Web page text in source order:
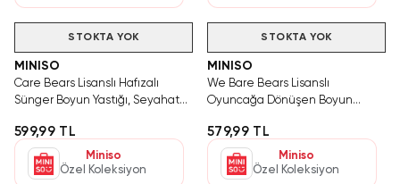
STOKTA YOK
MINISO
Care Bears Lisanslı Hafızalı
Sünger Boyun Yastığı, Seyahat
599,99 TL
Miniso
Özel Koleksiyon
STOKTA YOK
MINISO
We Bare Bears Lisanslı
Oyuncağa Dönüşen Boyun
Ayısı
579,99 TL
Miniso
Özel Koleksiyon